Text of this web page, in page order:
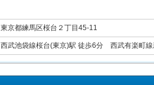
東京都練馬区桜台２丁目45-11
西武池袋線桜台(東京)駅 徒歩6分 西武有楽町